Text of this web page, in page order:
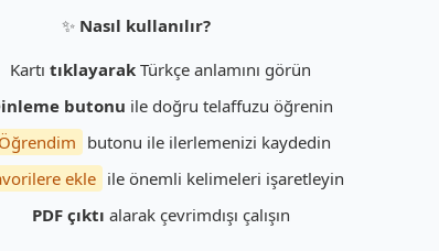
✨ Nasıl kullanılır?
Kartı tıklayarak Türkçe anlamını görün
butonu ile doğru telaffuzu öğrenin
Öğrendim butonu ile ilerlemenizi kaydedin
ekle ile önemli kelimeleri işaretleyin
PDF çıktı alarak çevrimdışı çalışın